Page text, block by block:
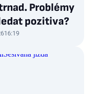
Problémy
pozitiva?
16:19